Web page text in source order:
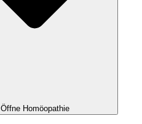
Öffne Homöopathie